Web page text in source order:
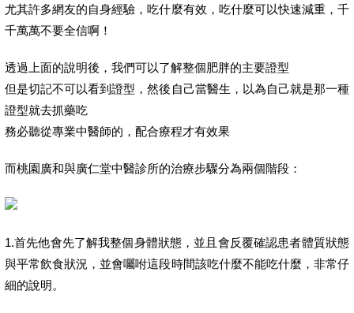
尤其許多網友的自身經驗，吃什麼有效，吃什麼可以快速減重，千
千萬萬不要全信啊！
透過上面的說明後，我們可以了解整個肥胖的主要證型
但是切記不可以看到證型，然後自己當醫生，以為自己就是那一種
證型就去抓藥吃
務必聽從專業中醫師的，配合療程才有效果
而桃園廣和與廣仁堂中醫診所的治療步驟分為兩個階段：
1.首先他會先了解我整個身體狀態，並且會反覆確認患者體質狀態
與平常飲食狀況，並會囑咐這段時間該吃什麼不能吃什麼，非常仔
細的說明。